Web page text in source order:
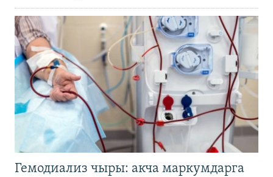
Гемодиализ чыры: акча маркумдарга